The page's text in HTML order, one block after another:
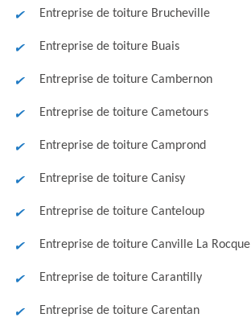
Entreprise de toiture Brucheville
Entreprise de toiture Buais
Entreprise de toiture Cambernon
Entreprise de toiture Cametours
Entreprise de toiture Camprond
Entreprise de toiture Canisy
Entreprise de toiture Canteloup
Entreprise de toiture Canville La Rocque
Entreprise de toiture Carantilly
Entreprise de toiture Carentan